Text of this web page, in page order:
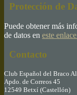
Protección de
Puede obtener más
de datos en este
Contacto
Club Español del Braco
Apdo. de Correos 45
12549 Betxí (Castellón)